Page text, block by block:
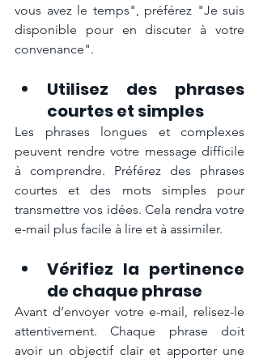
vous avez le temps", préférez "Je suis
disponible pour en discuter à votre
convenance".
Utilisez des phrases
courtes et simples
Les phrases longues et complexes
peuvent rendre votre message difficile
à comprendre. Préférez des phrases
courtes et des mots simples pour
transmettre vos idées. Cela rendra votre
e-mail plus facile à lire et à assimiler.
Vérifiez la pertinence
de chaque phrase
Avant d’envoyer votre e-mail, relisez-le
attentivement. Chaque phrase doit
avoir un objectif clair et apporter une